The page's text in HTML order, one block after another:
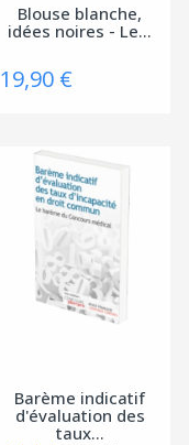
Blouse blanche,
idées noires - Le...
19,90 €
Barème indicatif
d'évaluation des
taux...